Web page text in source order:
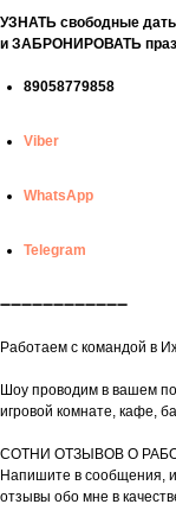
УЗНАТЬ свободные
и ЗАБРОНИРОВАТЬ
89058779858
Viber
WhatsApp
Telegram
➖➖➖➖➖➖➖➖➖➖➖➖
Работаем с командой в
Шоу проводим в вашем
игровой комнате, кафе,
СОТНИ ОТЗЫВОВ О
Напишите в сообщения,
отзывы обо мне в